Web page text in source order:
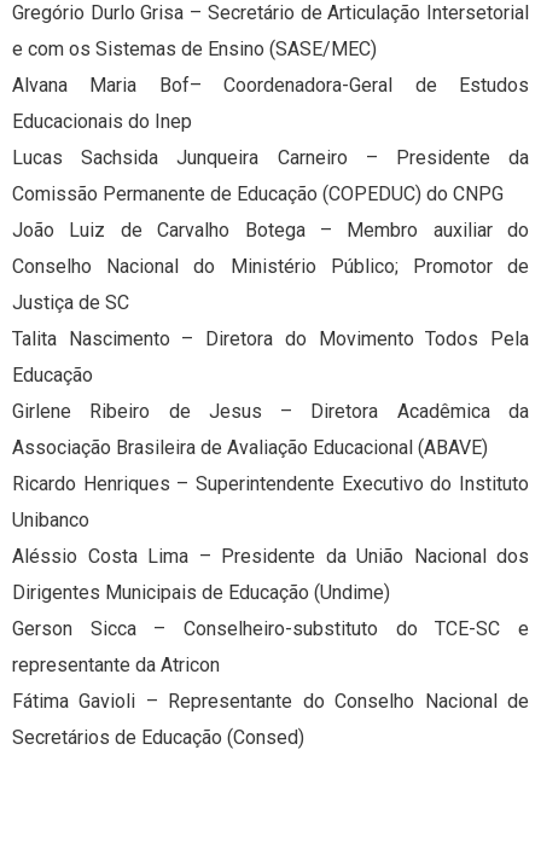
Gregório Durlo Grisa – Secretário de Articulação Intersetorial
e com os Sistemas de Ensino (SASE/MEC)
Alvana Maria Bof– Coordenadora-Geral de Estudos
Educacionais do Inep
Lucas Sachsida Junqueira Carneiro – Presidente da
Comissão Permanente de Educação (COPEDUC) do CNPG
João Luiz de Carvalho Botega – Membro auxiliar do
Conselho Nacional do Ministério Público; Promotor de
Justiça de SC
Talita Nascimento – Diretora do Movimento Todos Pela
Educação
Girlene Ribeiro de Jesus – Diretora Acadêmica da
Associação Brasileira de Avaliação Educacional (ABAVE)
Ricardo Henriques – Superintendente Executivo do Instituto
Unibanco
Aléssio Costa Lima – Presidente da União Nacional dos
Dirigentes Municipais de Educação (Undime)
Gerson Sicca – Conselheiro-substituto do TCE-SC e
representante da Atricon
Fátima Gavioli – Representante do Conselho Nacional de
Secretários de Educação (Consed)